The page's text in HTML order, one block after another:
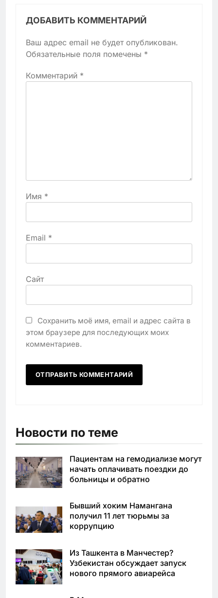
ДОБАВИТЬ КОММЕНТАРИЙ
Ваш адрес email не будет опубликован.
Обязательные поля помечены *
Комментарий *
Имя *
Email *
Сайт
Сохранить моё имя, email и адрес сайта в
этом браузере для последующих моих
комментариев.
Новости по теме
Пациентам на гемодиализе могут
начать оплачивать поездки до
больницы и обратно
Бывший хоким Намангана
получил 11 лет тюрьмы за
коррупцию
Из Ташкента в Манчестер?
Узбекистан обсуждает запуск
нового прямого авиарейса